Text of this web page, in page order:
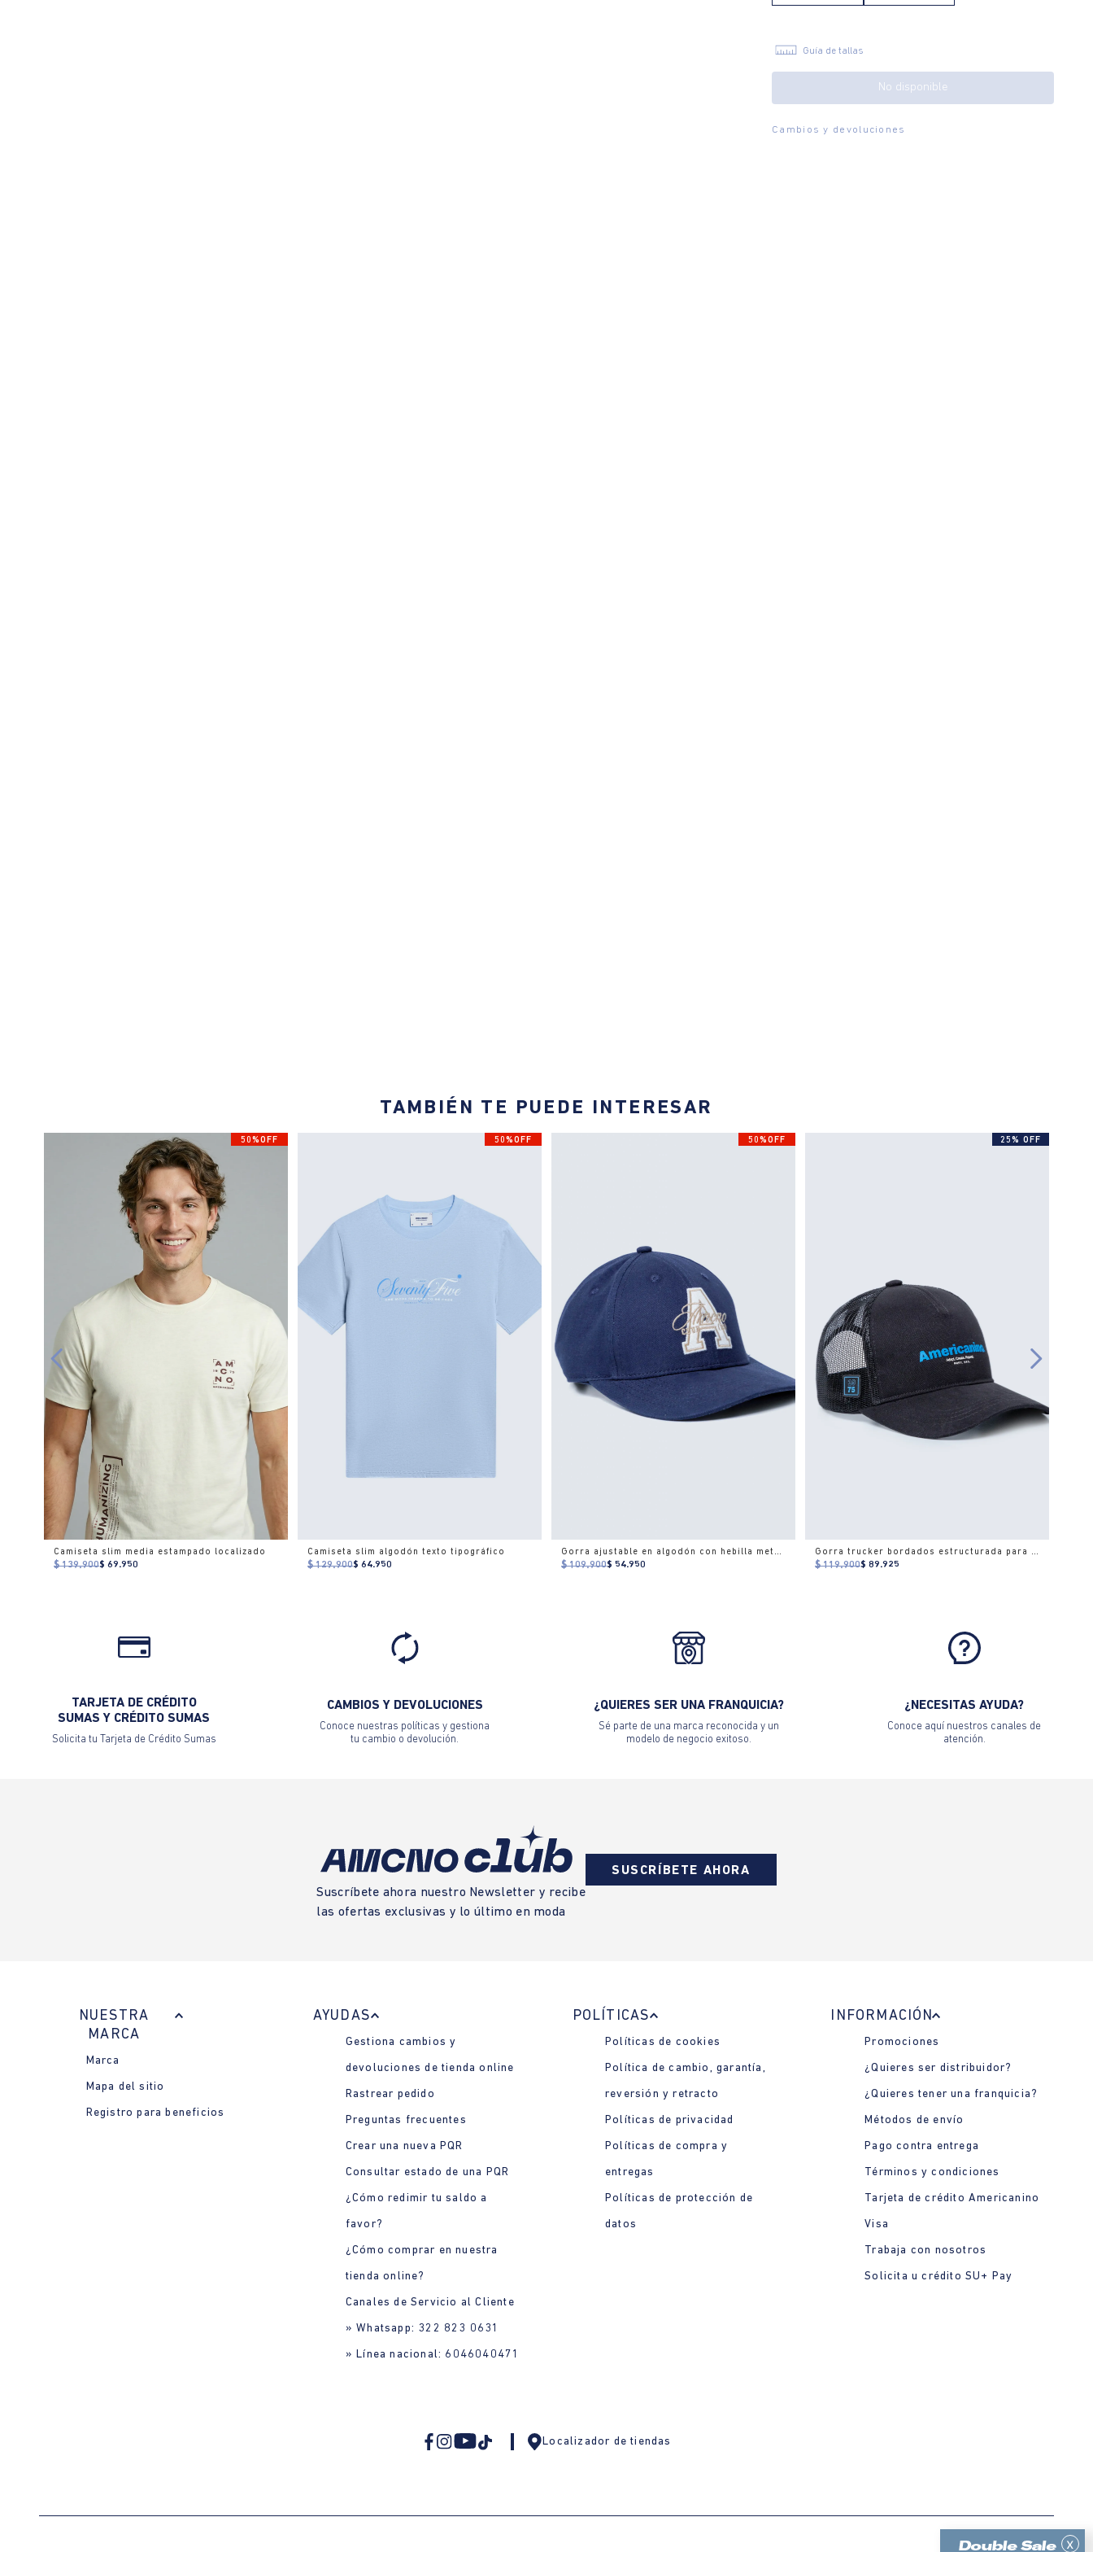
x
Guía de tallas
No disponible
Cambios y devoluciones
TAMBIÉN TE PUEDE INTERESAR
50%OFF
Camiseta slim media estampado localizado
$ 139.900$ 69.950
50%OFF
Camiseta slim algodón texto tipográfico
$ 129.900$ 64.950
50%OFF
Gorra ajustable en algodón con hebilla metálica
$ 109.900$ 54.950
25% OFF
Gorra trucker bordados estructurada para hombre
$ 119.900$ 89.925
TARJETA DE CRÉDITO
SUMAS Y CRÉDITO SUMAS
Solicita tu Tarjeta de Crédito Sumas
CAMBIOS Y DEVOLUCIONES
Conoce nuestras políticas y gestiona
tu cambio o devolución.
¿QUIERES SER UNA FRANQUICIA?
Sé parte de una marca reconocida y un
modelo de negocio exitoso.
¿NECESITAS AYUDA?
Conoce aquí nuestros canales de
atención.
Suscríbete ahora nuestro Newsletter y recibe
las ofertas exclusivas y lo último en moda
SUSCRÍBETE AHORA
NUESTRA
MARCA
Marca
Mapa del sitio
Registro para beneficios
AYUDAS
Gestiona cambios y
devoluciones de tienda online
Rastrear pedido
Preguntas frecuentes
Crear una nueva PQR
Consultar estado de una PQR
¿Cómo redimir tu saldo a
favor?
¿Cómo comprar en nuestra
tienda online?
Canales de Servicio al Cliente
» Whatsapp: 322 823 0631
» Línea nacional: 6046040471
POLÍTICAS
Políticas de cookies
Política de cambio, garantía,
reversión y retracto
Políticas de privacidad
Políticas de compra y
entregas
Políticas de protección de
datos
INFORMACIÓN
Promociones
¿Quieres ser distribuidor?
¿Quieres tener una franquicia?
Métodos de envío
Pago contra entrega
Términos y condiciones
Tarjeta de crédito Americanino
Visa
Trabaja con nosotros
Solicita u crédito SU+ Pay
Localizador de tiendas